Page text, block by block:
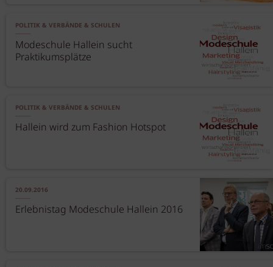
POLITIK & VERBÄNDE & SCHULEN
Modeschule Hallein sucht
Praktikumsplätze
POLITIK & VERBÄNDE & SCHULEN
Hallein wird zum Fashion Hotspot
20.09.2016
Erlebnistag Modeschule Hallein 2016